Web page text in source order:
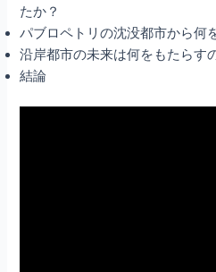
たか？
パブロペトリの沈没都市から何
沿岸都市の未来は何をもたらす
結論